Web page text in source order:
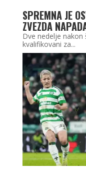
SPREMNA JE
ZVEZDA
Dve nedelje nakon
kvalifikovani za...